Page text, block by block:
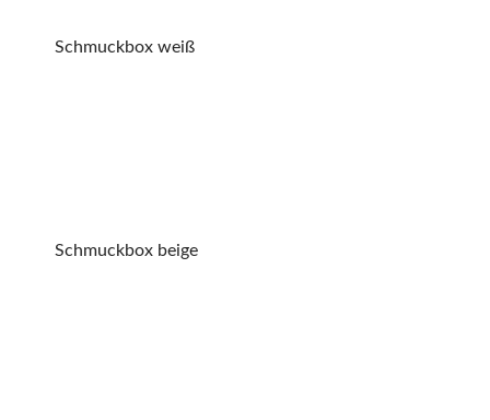
Schmuckbox weiß
Schmuckbox beige